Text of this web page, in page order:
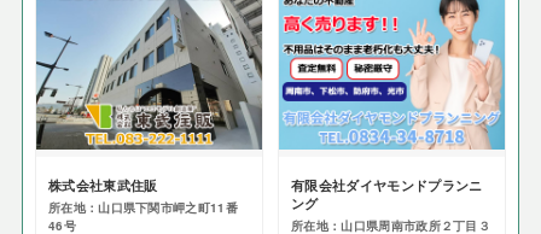
株式会社東武住販
所在地：山口県下関市岬之町11番
46号
有限会社ダイヤモンドプランニ
ング
所在地：山口県周南市政所２丁目３